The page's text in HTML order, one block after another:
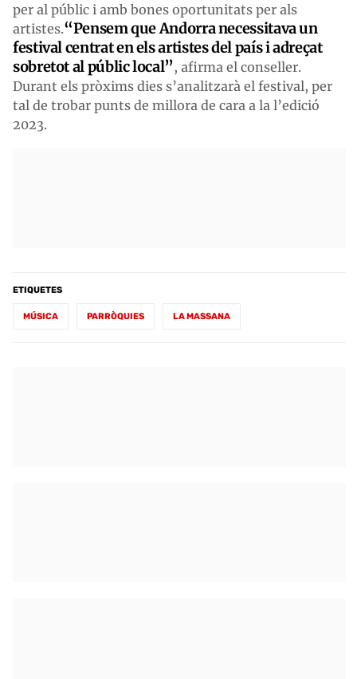
per al públic i amb bones oportunitats per als
artistes.“Pensem que Andorra necessitava un
festival centrat en els artistes del país i adreçat
sobretot al públic local”, afirma el conseller.
Durant els pròxims dies s’analitzarà el festival, per
tal de trobar punts de millora de cara a la l’edició
2023.
ETIQUETES
MÚSICA PARRÒQUIES LA MASSANA